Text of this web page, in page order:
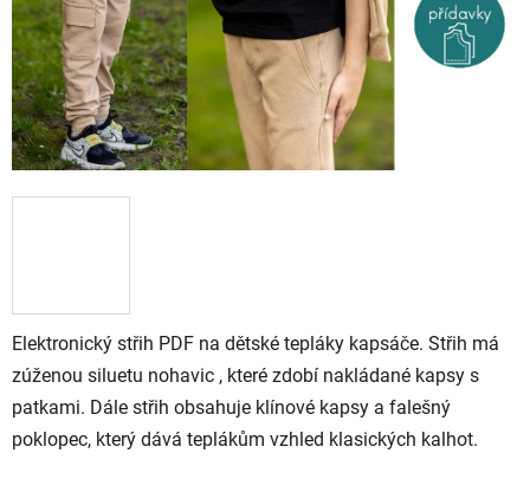
Elektronický střih PDF na dětské tepláky kapsáče. Střih má
zúženou siluetu nohavic , které zdobí nakládané kapsy s
patkami. Dále střih obsahuje klínové kapsy a falešný
poklopec, který dává teplákům vzhled klasických kalhot.